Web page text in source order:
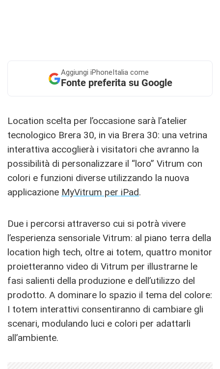
Aggiungi iPhoneItalia come
Fonte preferita su Google
Location scelta per l’occasione sarà l’atelier
tecnologico Brera 30, in via Brera 30: una vetrina
interattiva accoglierà i visitatori che avranno la
possibilità di personalizzare il “loro” Vitrum con
colori e funzioni diverse utilizzando la nuova
applicazione MyVitrum per iPad.
Due i percorsi attraverso cui si potrà vivere
l’esperienza sensoriale Vitrum: al piano terra della
location high tech, oltre ai totem, quattro monitor
proietteranno video di Vitrum per illustrarne le
fasi salienti della produzione e dell’utilizzo del
prodotto. A dominare lo spazio il tema del colore:
I totem interattivi consentiranno di cambiare gli
scenari, modulando luci e colori per adattarli
all’ambiente.